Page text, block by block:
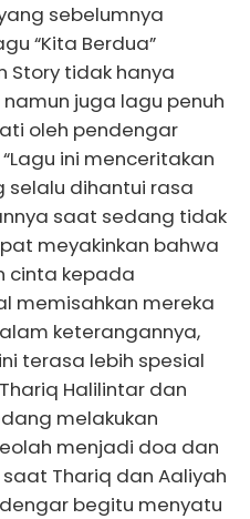
sebelumnya
“Kita Berdua”
Story tidak hanya
juga lagu penuh
oleh pendengar
ini menceritakan
dihantui rasa
saat sedang tidak
meyakinkan bahwa
cinta kepada
memisahkan mereka
keterangannya,
terasa lebih spesial
Halilintar dan
melakukan
menjadi doa dan
Thariq dan Aaliyah
begitu menyatu